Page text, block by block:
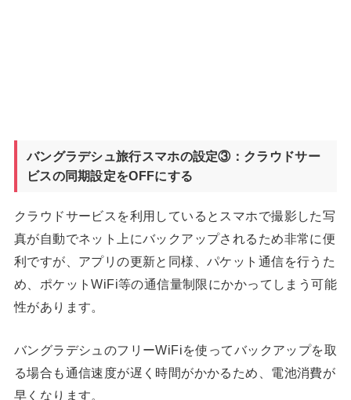
バングラデシュ旅行スマホの設定③：クラウドサー
ビスの同期設定をOFFにする
クラウドサービスを利用しているとスマホで撮影した写
真が自動でネット上にバックアップされるため非常に便
利ですが、アプリの更新と同様、パケット通信を行うた
め、ポケットWiFi等の通信量制限にかかってしまう可能
性があります。
バングラデシュのフリーWiFiを使ってバックアップを取
る場合も通信速度が遅く時間がかかるため、電池消費が
早くなります。